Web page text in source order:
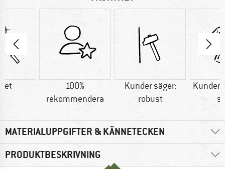
100%
rekommendera
Kunder säger:
robust
Kunder
MATERIALUPPGIFTER & KÄNNETECKEN
PRODUKTBESKRIVNING